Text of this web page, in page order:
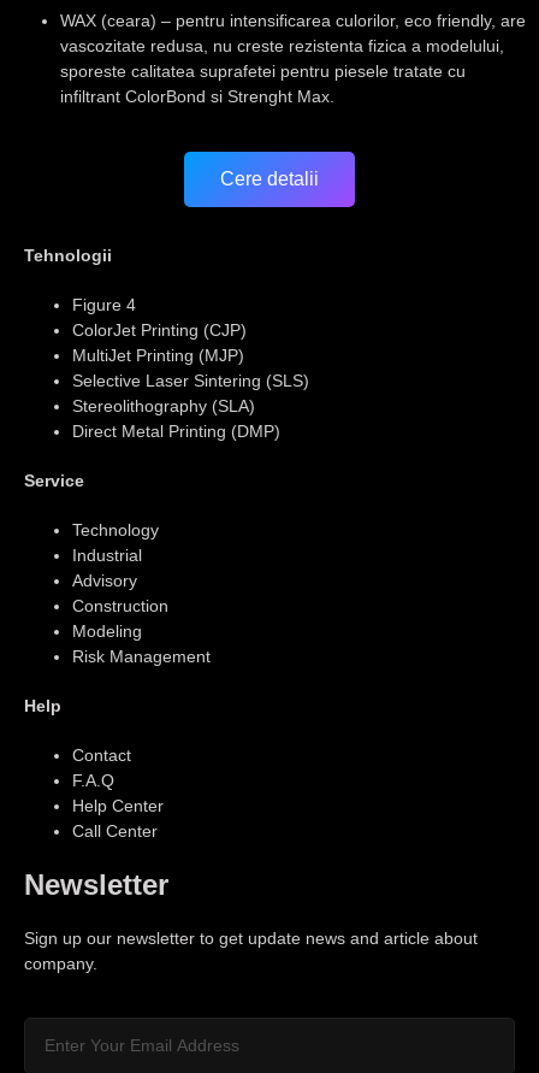
WAX (ceara) – pentru intensificarea culorilor, eco friendly, are
vascozitate redusa, nu creste rezistenta fizica a modelului,
sporeste calitatea suprafetei pentru piesele tratate cu
infiltrant ColorBond si Strenght Max.
Cere detalii
Tehnologii
Figure 4
ColorJet Printing (CJP)
MultiJet Printing (MJP)
Selective Laser Sintering (SLS)
Stereolithography (SLA)
Direct Metal Printing (DMP)
Service
Technology
Industrial
Advisory
Construction
Modeling
Risk Management
Help
Contact
F.A.Q
Help Center
Call Center
Newsletter
Sign up our newsletter to get update news and article about
company.